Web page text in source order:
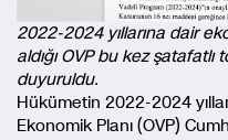
2022-2024 yıllarına dair
aldığı OVP bu kez
duyuruldu.
Hükümetin 2022-2024
Ekonomik Planı (OVP)